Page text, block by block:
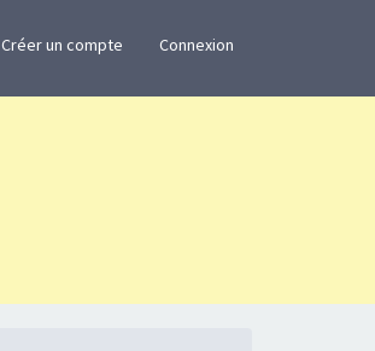
Créer un compte Connexion